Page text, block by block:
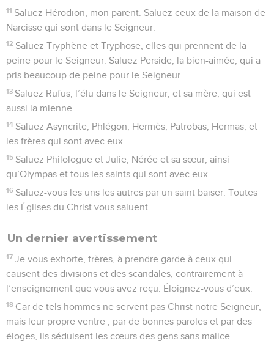
11 Saluez Hérodion, mon parent. Saluez ceux de la maison de
Narcisse qui sont dans le Seigneur.
12 Saluez Tryphène et Tryphose, elles qui prennent de la
peine pour le Seigneur. Saluez Perside, la bien-aimée, qui a
pris beaucoup de peine pour le Seigneur.
13 Saluez Rufus, l’élu dans le Seigneur, et sa mère, qui est
aussi la mienne.
14 Saluez Asyncrite, Phlégon, Hermès, Patrobas, Hermas, et
les frères qui sont avec eux.
15 Saluez Philologue et Julie, Nérée et sa sœur, ainsi
qu’Olympas et tous les saints qui sont avec eux.
16 Saluez-vous les uns les autres par un saint baiser. Toutes
les Églises du Christ vous saluent.
Un dernier avertissement
17 Je vous exhorte, frères, à prendre garde à ceux qui
causent des divisions et des scandales, contrairement à
l’enseignement que vous avez reçu. Éloignez-vous d’eux.
18 Car de tels hommes ne servent pas Christ notre Seigneur,
mais leur propre ventre ; par de bonnes paroles et par des
éloges, ils séduisent les cœurs des gens sans malice.